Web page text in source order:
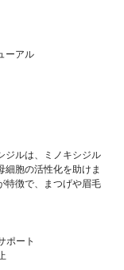
ーアル
ジルは、ミノキシジル
細胞の活性化を助けま
特徴で、まつげや眉毛
ポート